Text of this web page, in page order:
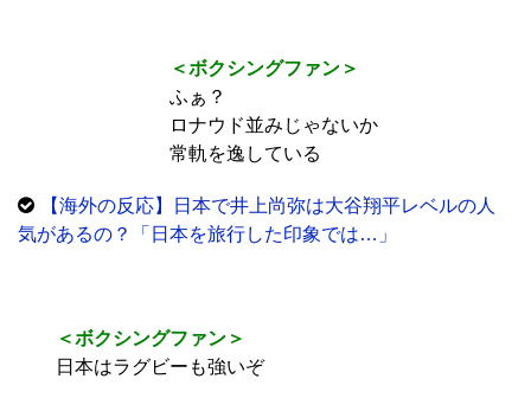
＜ボクシングファン＞
ふぁ？
ロナウド並みじゃないか
常軌を逸している
【海外の反応】日本で井上尚弥は大谷翔平レベルの人
気があるの？「日本を旅行した印象では…」
＜ボクシングファン＞
日本はラグビーも強いぞ